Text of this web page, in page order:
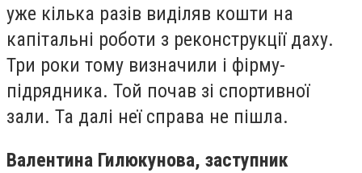
уже кілька разів виділяв кошти на
капітальні роботи з реконструкції даху.
Три роки тому визначили і фірму-
підрядника. Той почав зі спортивної
зали. Та далі неї справа не пішла.
Валентина Гилюкунова, заступник